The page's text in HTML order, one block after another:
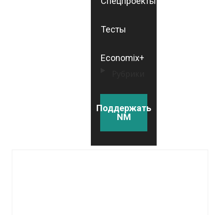
Тесты
Economix+
Поддержать
NM